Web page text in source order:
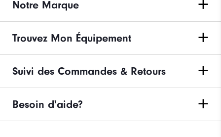
Notre Marque
Trouvez Mon Équipement
Suivi des Commandes & Retours
Besoin d'aide?